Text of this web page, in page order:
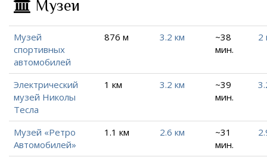
Музеи
Музей
спортивных
автомобилей
876 м 3.2 км
~38
мин.
2
Электрический
музей Николы
Тесла
1 км 3.2 км
~39
мин.
Музей «Ретро
Автомобилей»
1.1 км 2.6 км
~31
мин.